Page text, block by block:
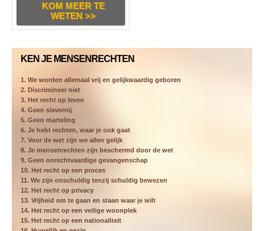
KOM MEER TE
WETEN >>
KEN JE MENSENRECHTEN
1. We worden allemaal vrij en gelijkwaardig geboren
2. Discrimineer niet
3. Het recht op leven
4. Geen slavernij
5. Geen marteling
6. Je hebt rechten, waar je ook gaat
7. Voor de wet zijn we allen gelijk
8. Je mensenrechten zijn beschermd door de wet
9. Geen onrechtvaardige gevangenschap
10. Het recht op een proces
11. We zijn onschuldig tenzij schuldig bewezen
12. Het recht op privacy
13. Vrijheid om te gaan en staan waar je wilt
14. Het recht op een veilige woonplek
15. Het recht op een nationaliteit